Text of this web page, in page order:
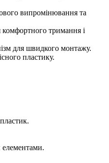
випромінювання та
тримання і
для швидкого монтажу.
пластику.